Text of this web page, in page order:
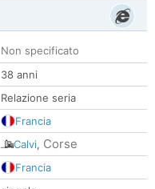
Non specificato
38 anni
Relazione seria
Francia
Calvi, Corse
Francia